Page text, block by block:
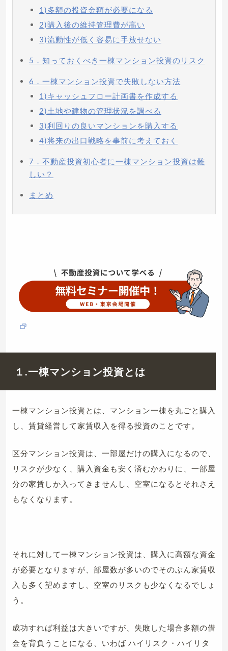
1)多額の投資金額が必要になる
2)購入後の維持管理費が高い
3)流動性が低く容易に手放せない
5．知っておくべき一棟マンション投資のリスク
6．一棟マンション投資で失敗しない方法
1)キャッシュフロー計画書を作成する
2)土地や建物の管理状況を調べる
3)利回りの良いマンションを購入する
4)将来の出口戦略を事前に考えておく
7．不動産投資初心者に一棟マンション投資は難
しい？
まとめ
１.一棟マンション投資とは
一棟マンション投資とは、マンション一棟を丸ごと購入
し、賃貸経営して家賃収入を得る投資のことです。
区分マンション投資は、一部屋だけの購入になるので、
リスクが少なく、購入資金も安く済むかわりに、一部屋
分の家賃しか入ってきませんし、空室になるとそれさえ
もなくなります。
それに対して一棟マンション投資は、購入に高額な資金
が必要となりますが、部屋数が多いのでそのぶん家賃収
入も多く望めますし、空室のリスクも少なくなるでしょ
う。
成功すれば利益は大きいですが、失敗した場合多額の借
金を背負うことになる、いわば ハイリスク・ハイリタ